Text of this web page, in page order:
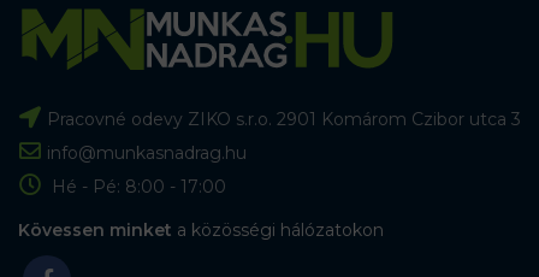
Pracovné odevy ZIKO s.r.o. 2901 Komárom Czibor utca 3
info@munkasnadrag.hu
Hé - Pé: 8:00 - 17:00
Kövessen minket a közösségi hálózatokon